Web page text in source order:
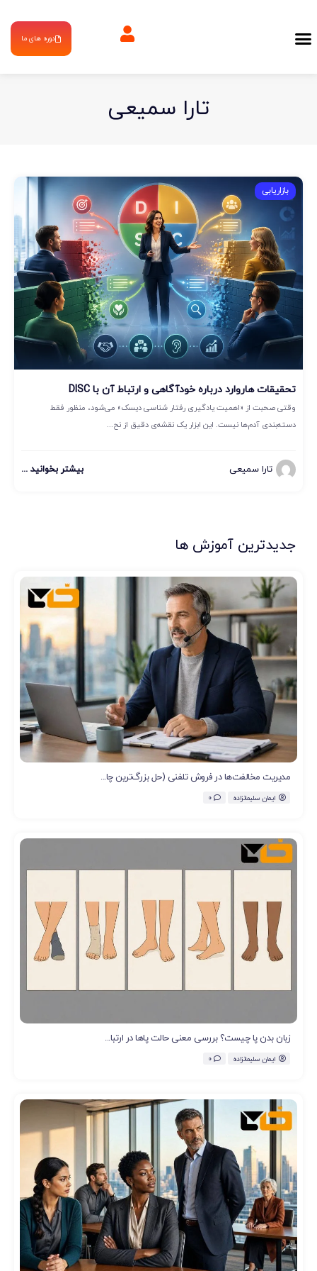
دوره های ما
تارا سمیعی
بازاریابی
تحقیقات هاروارد درباره خودآگاهی و ارتباط آن با DISC
وقتی صحبت از «اهمیت یادگیری رفتار شناسی دیسک» می‌شود، منظور فقط
دسته‌بندی آدم‌ها نیست. این ابزار یک نقشه‌ی دقیق از نح...
تارا سمیعی بیشتر بخوانید ...
جدیدترین آموزش ها
مدیریت مخالفت‌ها در فروش تلفنی (حل بزرگ‌ترین چا...
ایمان سلیمانزاده 0
زبان بدن پا چیست؟ بررسی معنی حالت پاها در ارتبا...
ایمان سلیمانزاده 0